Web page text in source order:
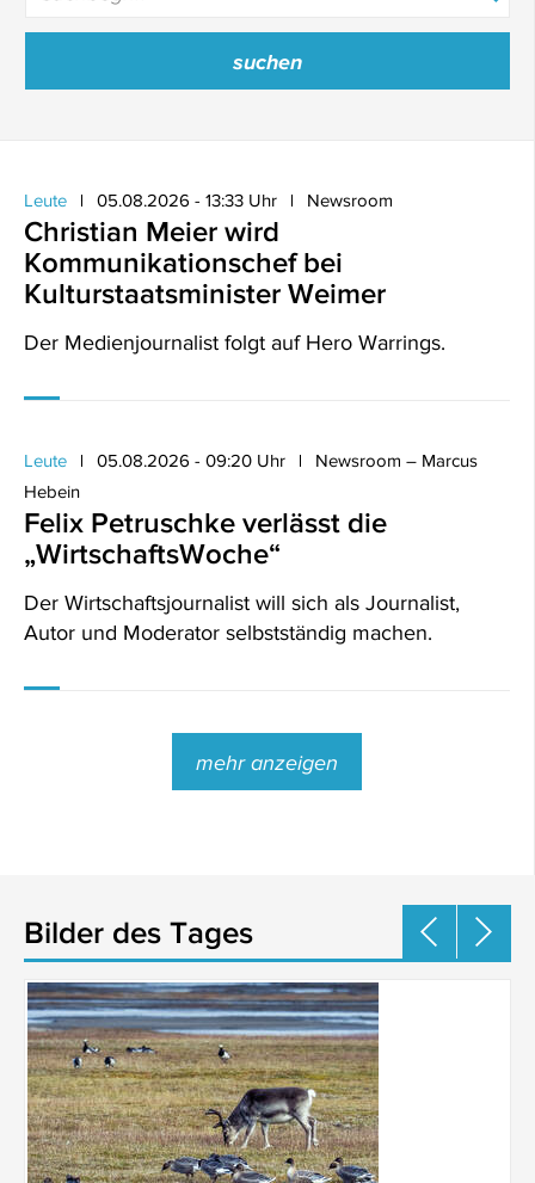
Leute 05.08.2026 - 13:33 Uhr Newsroom
Christian Meier wird
Kommunikationschef bei
Kulturstaatsminister Weimer
Der Medienjournalist folgt auf Hero Warrings.
Leute 05.08.2026 - 09:20 Uhr
Newsroom – Marcus
Hebein
Felix Petruschke verlässt die
„WirtschaftsWoche“
Der Wirtschaftsjournalist will sich als Journalist,
Autor und Moderator selbstständig machen.
mehr anzeigen
Bilder des Tages